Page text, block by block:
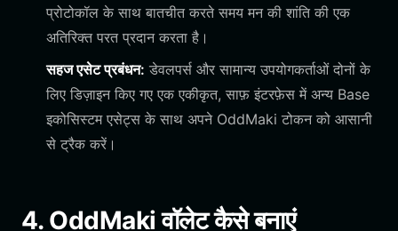
प्रोटोकॉल के साथ बातचीत करते समय मन की शांति की एक
अतिरिक्त परत प्रदान करता है।
सहज एसेट प्रबंधन: डेवलपर्स और सामान्य उपयोगकर्ताओं दोनों के
लिए डिज़ाइन किए गए एक एकीकृत, साफ़ इंटरफ़ेस में अन्य Base
इकोसिस्टम एसेट्स के साथ अपने OddMaki टोकन को आसानी
से ट्रैक करें।
4. OddMaki वॉलेट कैसे बनाएं